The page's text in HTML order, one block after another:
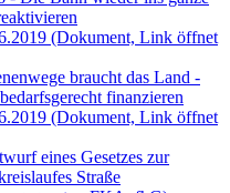
(Dokument, Link öffnet
braucht das Land -
finanzieren
(Dokument, Link öffnet
eines Gesetzes zur
Straße